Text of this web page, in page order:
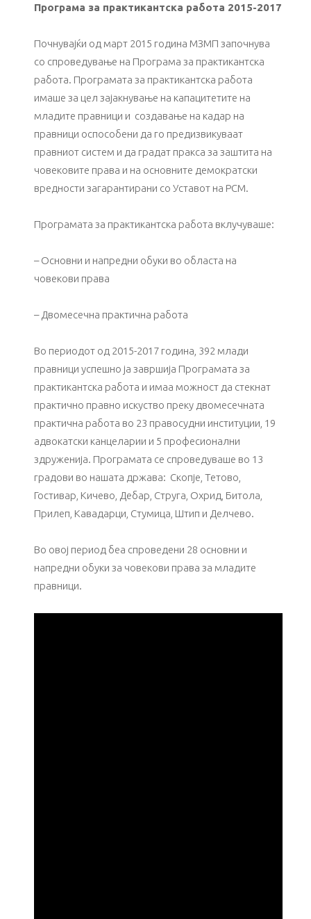
Програма за практикантска работа 2015-2017
Почнувајќи од март 2015 година МЗМП започнува
со спроведување на Програма за практикантска
работа. Програмата за практикантска работа
имаше за цел зајакнување на капацитетите на
младите правници и создавање на кадар на
правници оспособени да го предизвикуваат
правниот систем и да градат пракса за заштита на
човековите права и на основните демократски
вредности загарантирани со Уставот на РСМ.
Програмата за практикантска работа вклучуваше:
– Основни и напредни обуки во областа на
човекови права
– Двомесечна практична работа
Во периодот од 2015-2017 година, 392 млади
правници успешно ја завршија Програмата за
практикантска работа и имаа можност да стекнат
практично правно искуство преку двомесечната
практична работа во 23 правосудни институции, 19
адвокатски канцеларии и 5 професионални
здруженија. Програмата се спроведуваше во 13
градови во нашата држава: Скопје, Тетово,
Гостивар, Кичево, Дебар, Струга, Охрид, Битола,
Прилеп, Кавадарци, Стумица, Штип и Делчево.
Во овој период беа спроведени 28 основни и
напредни обуки за човекови права за младите
правници.